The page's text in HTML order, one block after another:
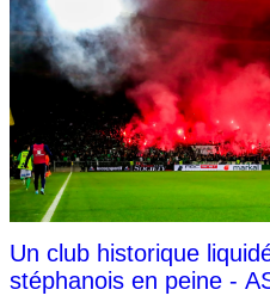
Un club historique
stéphanois en peine -